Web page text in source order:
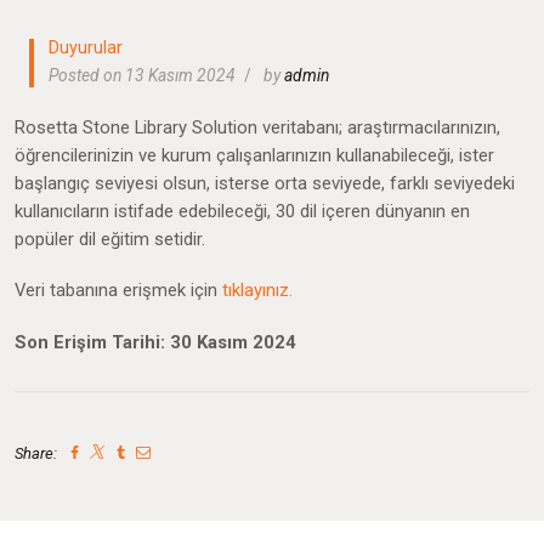
Duyurular
Posted on 13 Kasım 2024
byadmin
Rosetta Stone Library Solution veritabanı; araştırmacılarınızın,
öğrencilerinizin ve kurum çalışanlarınızın kullanabileceği, ister
başlangıç seviyesi olsun, isterse orta seviyede, farklı seviyedeki
kullanıcıların istifade edebileceği, 30 dil içeren dünyanın en
popüler dil eğitim setidir.
Veri tabanına erişmek için tıklayınız.
Son Erişim Tarihi: 30 Kasım 2024
Share: